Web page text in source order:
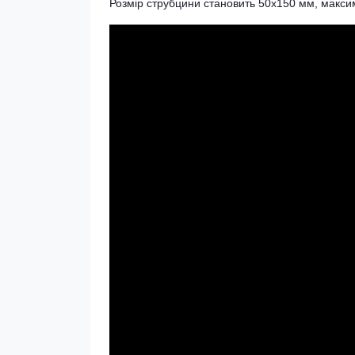
Розмір струбцини становить 50х150 мм,